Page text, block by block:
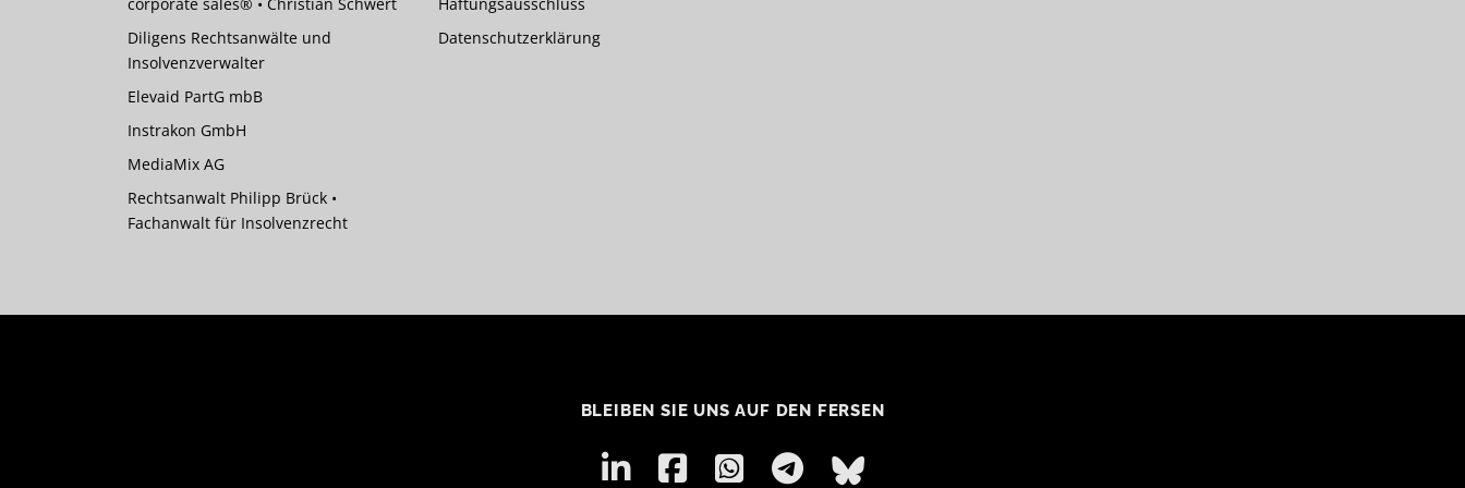
Diligens Rechtsanwälte und
Insolvenzverwalter
Elevaid PartG mbB
Instrakon GmbH
MediaMix AG
Rechtsanwalt Philipp Brück •
Fachanwalt für Insolvenzrecht
Datenschutzerklärung
BLEIBEN SIE UNS AUF DEN FERSEN